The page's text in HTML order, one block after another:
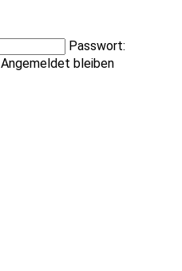
Passwort:
Angemeldet bleiben